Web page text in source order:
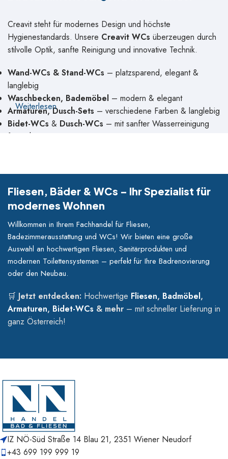
Creavit steht für modernes Design und höchste
Hygienestandards. Unsere Creavit WCs überzeugen durch
stilvolle Optik, sanfte Reinigung und innovative Technik.
Wand-WCs & Stand-WCs – platzsparend, elegant &
langlebig
Waschbecken, Bademöbel – modern & elegant
Armaturen, Dusch-Sets – verschiedene Farben & langlebig
Bidet-WCs & Dusch-WCs – mit sanfter Wasserreinigung
für mehr Hygiene
Geruchsabsaugung& pflegeleichte Oberflächen
Unsere Bestseller von Creavit
Ob klassisch oder modern – bei
beliebtestenCreavit-Modelle , ideal für private Haushalte,
Hotels oder gewerbliche Objekte.
Creavit Waschtische, Möbel &
Badlösungen
Gestalten Sie Ihr Badezimmer mit Creavit Waschtischen,
edlenUnterschränken
VielfältigeDesignlinien
elegant
Langlebige Materialien, einfache Montage & pflegeleichte
Oberflächen
Warum Creavit bei NN Handel
kaufen?
Weiterlesen
Fliesen, Bäder & WCs – Ihr Spezialist für
modernes Wohnen
Willkommen in Ihrem Fachhandel für Fliesen,
Badezimmerausstattung und WCs! Wir bieten eine große
Auswahl an hochwertigen Fliesen, Sanitärprodukten und
modernen Toilettensystemen – perfekt für Ihre Badrenovierung
oder den Neubau.
🛒 Jetzt entdecken: Hochwertige Fliesen, Badmöbel,
Armaturen, Bidet-WCs & mehr – mit schneller Lieferung in
ganz Österreich!
IZ NÖ-Süd Straße 14 Blau 21, 2351 Wiener Neudorf
+43 699 199 999 19